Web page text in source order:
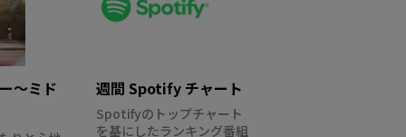
～ミド 週間 Spotify チャート
Spotifyのトップチャート
を基にしたランキング番組